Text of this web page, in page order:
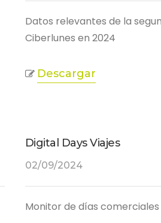
Datos relevantes de la
Ciberlunes en 2024
Descargar
Digital Days Viajes
02/09/2024
Monitor de días